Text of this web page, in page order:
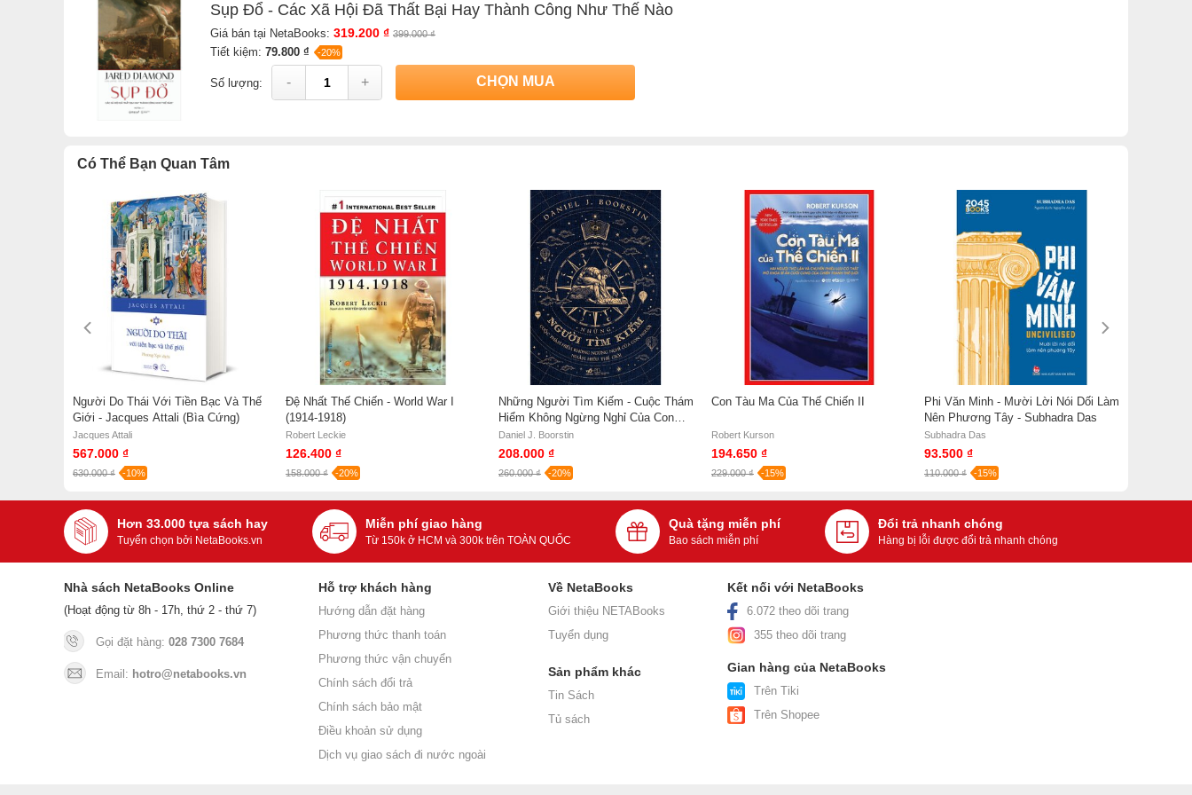
Jared Diamond
Sinh (10/9/1937) là nhà khoa học Mỹ và tác giả nổi tiếng với các tác phẩm: Súng, Vi trùng và Thép; Sụp đổ; Thế giới
cho đến ngày hôm qua; Loài tinh tinh thứ 3; v.v… Tuy theo học và có bằng tiến sĩ về sinh lý học, nhưng kiến thức của
ông bao trùm hầu như mọi ngành, từ kiến trúc, ngôn ngữ, khảo cổ, đến động vật học, y học.
“tận cùng thế giới” (như đảo New Guinea, đảo Phục Sinh). Ông cũng được xếp vào hàng ngũ những nhà tư tưởng
Xem tất cả sách của tác giả Jared Diamond
SáchSụp Đổ - Các Xã Hội Đã Thất Bại Hay Thành Công Như Thế Nào của tác giả Jared Diamond, có bán tại Nhà sách online
NetaBooks với ưu đãi Bao sách miễn phí và Gian hàng NetaBooks tại Tiki với ưu đãi Bao sách miễn phí và tặng Bookmark
Sụp Đổ - Các Xã Hội Đã Thất Bại Hay Thành Công Như Thế Nào
Giá bán tại NetaBooks: 319.200 ₫ 399.000 ₫
Tiết kiệm: 79.800 ₫ -20%
Số lượng: - + CHỌN MUA
Có Thể Bạn Quan Tâm
Người Do Thái Với Tiền Bạc Và Thế
Giới - Jacques Attali (Bìa Cứng)
Jacques Attali
567.000 ₫
630.000 ₫ -10%
Đệ Nhất Thế Chiến - World War I
(1914-1918)
Robert Leckie
126.400 ₫
158.000 ₫ -20%
Những Người Tìm Kiếm - Cuộc Thám
Hiểm Không Ngừng Nghỉ Của Con
Người Nhằm Hiểu Thế Giới - Daniel
J. Boorstin
Daniel J. Boorstin
208.000 ₫
260.000 ₫ -20%
Con Tàu Ma Của Thế Chiến II
Robert Kurson
194.650 ₫
229.000 ₫ -15%
Phi Văn Minh - Mười Lời Nói Dối Làm
Nên Phương Tây - Subhadra Das
Subhadra Das
93.500 ₫
110.000 ₫ -15%
Hơn 33.000 tựa sách hay
Tuyển chọn bởi NetaBooks.vn
Miễn phí giao hàng
Từ 150k ở HCM và 300k trên TOÀN QUỐC
Quà tặng miễn phí
Bao sách miễn phí
Đổi trả nhanh chóng
Hàng bị lỗi được đổi trả nhanh chóng
Nhà sách NetaBooks Online
(Hoạt động từ 8h - 17h, thứ 2 - thứ 7)
Gọi đặt hàng: 028 7300 7684
Email: hotro@netabooks.vn
Hỗ trợ khách hàng
Hướng dẫn đặt hàng
Phương thức thanh toán
Phương thức vận chuyển
Chính sách đổi trả
Chính sách bảo mật
Điều khoản sử dụng
Dịch vụ giao sách đi nước ngoài
Về NetaBooks
Giới thiệu NETABooks
Tuyển dụng
Sản phẩm khác
Tin Sách
Tủ sách
Kết nối với NetaBooks
6.072 theo dõi trang
355 theo dõi trang
Gian hàng của NetaBooks
Trên Tiki
Trên Shopee